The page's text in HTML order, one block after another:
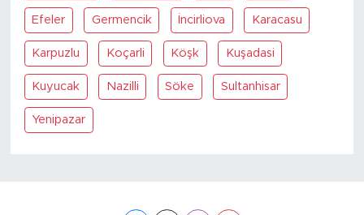
Efeler Germencik İncirliova Karacasu
Karpuzlu Koçarli Köşk Kuşadasi
Kuyucak Nazilli Söke Sultanhisar
Yenipazar